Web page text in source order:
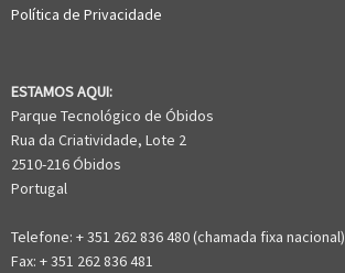
Política de Privacidade
ESTAMOS AQUI:
Parque Tecnológico de Óbidos
Rua da Criatividade, Lote 2
2510-216 Óbidos
Portugal
Telefone: + 351 262 836 480 (chamada fixa nacional)
Fax: + 351 262 836 481